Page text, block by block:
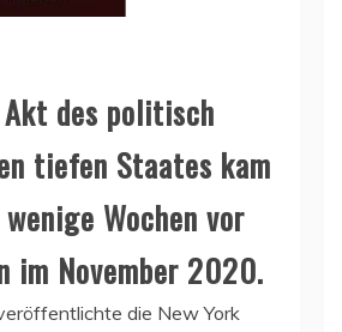
des politisch
tiefen Staates kam
Wochen vor
im November 2020.
die New York